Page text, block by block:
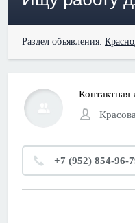
Раздел объявления:
+7 (952) 854-96-